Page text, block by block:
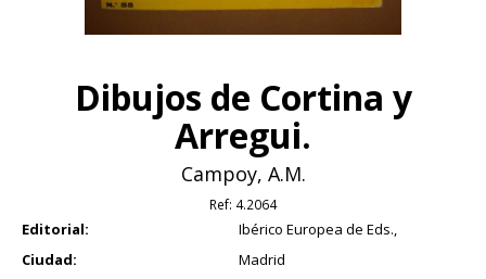
Dibujos de Cortina y
Arregui.
Campoy, A.M.
Ref: 4.2064
Editorial:
Ibérico Europea de Eds.,
Ciudad:
Madrid